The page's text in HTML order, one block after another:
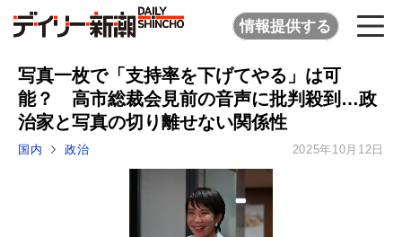
情報提供する
写真一枚で「支持率を下げてやる」は可
能？ 高市総裁会見前の音声に批判殺到…政
治家と写真の切り離せない関係性
国内 政治 2025年10月12日